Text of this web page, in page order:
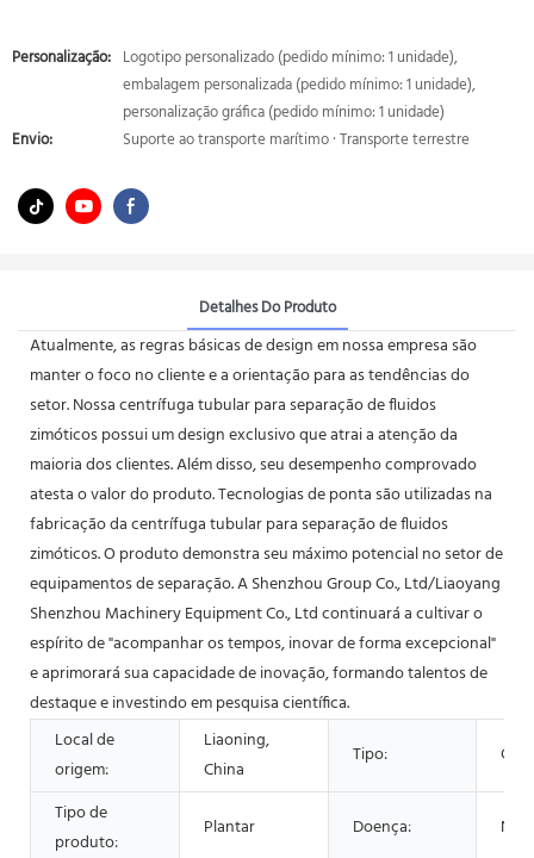
Personalização: Logotipo personalizado (pedido mínimo: 1 unidade),
embalagem personalizada (pedido mínimo: 1 unidade),
personalização gráfica (pedido mínimo: 1 unidade)
Envio:
Suporte ao transporte marítimo · Transporte terrestre
Detalhes Do Produto
Atualmente, as regras básicas de design em nossa empresa são
manter o foco no cliente e a orientação para as tendências do
setor. Nossa centrífuga tubular para separação de fluidos
zimóticos possui um design exclusivo que atrai a atenção da
maioria dos clientes. Além disso, seu desempenho comprovado
atesta o valor do produto. Tecnologias de ponta são utilizadas na
fabricação da centrífuga tubular para separação de fluidos
zimóticos. O produto demonstra seu máximo potencial no setor de
equipamentos de separação. A Shenzhou Group Co., Ltd/Liaoyang
Shenzhou Machinery Equipment Co., Ltd continuará a cultivar o
espírito de "acompanhar os tempos, inovar de forma excepcional"
e aprimorará sua capacidade de inovação, formando talentos de
destaque e investindo em pesquisa científica.
Local de
origem:
Liaoning,
China
Tipo:
Tipo de
produto:
Plantar Doença: